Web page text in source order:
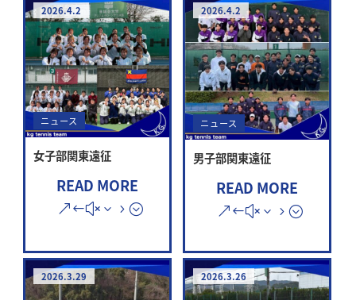
2026.4.2
ニュース
女子部関東遠征
READ MORE
2026.4.2
ニュース
男子部関東遠征
READ MORE
2026.3.29 2026.3.26